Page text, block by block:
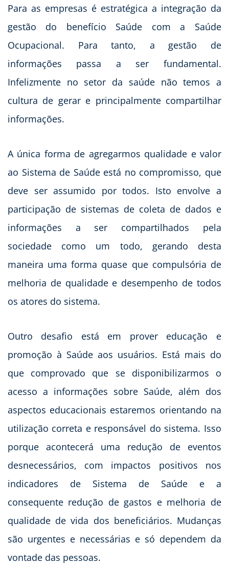
Para as empresas é estratégica a integração da
gestão do benefício Saúde com a Saúde
Ocupacional. Para tanto, a gestão de
informações passa a ser fundamental.
Infelizmente no setor da saúde não temos a
cultura de gerar e principalmente compartilhar
informações.
A única forma de agregarmos qualidade e valor
ao Sistema de Saúde está no compromisso, que
deve ser assumido por todos. Isto envolve a
participação de sistemas de coleta de dados e
informações a ser compartilhados pela
sociedade como um todo, gerando desta
maneira uma forma quase que compulsória de
melhoria de qualidade e desempenho de todos
os atores do sistema.
Outro desafio está em prover educação e
promoção à Saúde aos usuários. Está mais do
que comprovado que se disponibilizarmos o
acesso a informações sobre Saúde, além dos
aspectos educacionais estaremos orientando na
utilização correta e responsável do sistema. Isso
porque acontecerá uma redução de eventos
desnecessários, com impactos positivos nos
indicadores de Sistema de Saúde e a
consequente redução de gastos e melhoria de
qualidade de vida dos beneficiários. Mudanças
são urgentes e necessárias e só dependem da
vontade das pessoas.